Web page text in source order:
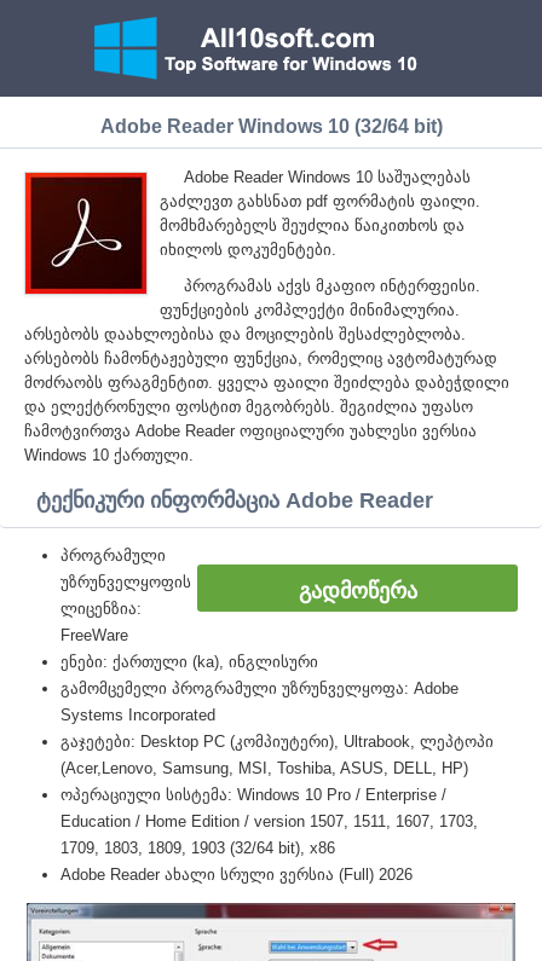
Adobe Reader Windows 10 (32/64 bit)
Adobe Reader Windows 10 საშუალებას
გაძლევთ გახსნათ pdf ფორმატის ფაილი.
მომხმარებელს შეუძლია წაიკითხოს და
იხილოს დოკუმენტები.
პროგრამას აქვს მკაფიო ინტერფეისი.
ფუნქციების კომპლექტი მინიმალურია.
არსებობს დაახლოებისა და მოცილების შესაძლებლობა.
არსებობს ჩამონტაჟებული ფუნქცია, რომელიც ავტომატურად
მოძრაობს ფრაგმენტით. ყველა ფაილი შეიძლება დაბეჭდილი
და ელექტრონული ფოსტით მეგობრებს. შეგიძლია უფასო
ჩამოტვირთვა Adobe Reader ოფიციალური უახლესი ვერსია
Windows 10 ქართული.
ტექნიკური ინფორმაცია Adobe Reader
ᲒᲐᲓᲛᲝᲬᲔᲠᲐ
პროგრამული
უზრუნველყოფის
ლიცენზია:
FreeWare
ენები: ქართული (ka), ინგლისური
გამომცემელი პროგრამული უზრუნველყოფა: Adobe
Systems Incorporated
გაჯეტები: Desktop PC (კომპიუტერი), Ultrabook, ლეპტოპი
(Acer,Lenovo, Samsung, MSI, Toshiba, ASUS, DELL, HP)
ოპერაციული სისტემა: Windows 10 Pro / Enterprise /
Education / Home Edition / version 1507, 1511, 1607, 1703,
1709, 1803, 1809, 1903 (32/64 bit), x86
Adobe Reader ახალი სრული ვერსია (Full) 2026